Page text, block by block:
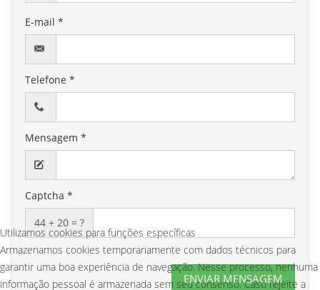
E-mail *
Telefone *
Mensagem *
Captcha *
44 + 20 = ?
Utilizamos cookies para funções específicas
Armazenamos cookies temporariamente com dados técnicos para
garantir uma boa experiência de navegação. Nesse processo, nenhuma
informação pessoal é armazenada sem seu consenso. Caso rejeite a